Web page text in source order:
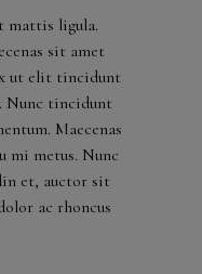
mattis ligula.
sit amet
ut elit tincidunt
Nunc tincidunt
Maecenas
mi metus. Nunc
et, auctor sit
ac rhoncus